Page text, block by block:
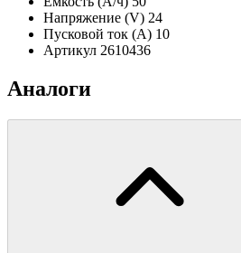
Напряжение (V) 24
Пусковой ток (А) 10
Артикул 2610436
Аналоги